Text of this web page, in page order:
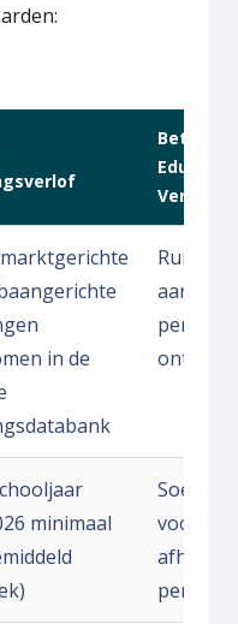
Betaald
Verlof
in de
Ruimer
aanbod,
minimaal
per